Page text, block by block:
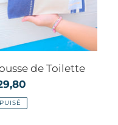
de Toilette